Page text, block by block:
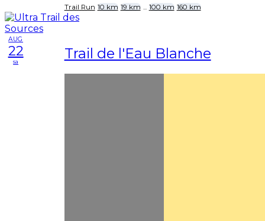
Trail Run 10 km 19 km ... 100 km 160 km
AUG
22
sa Trail de l'Eau Blanche